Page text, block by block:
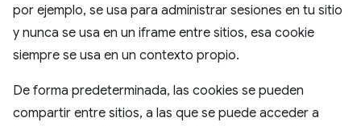
por ejemplo, se usa para administrar sesiones en tu sitio
y nunca se usa en un iframe entre sitios, esa cookie
siempre se usa en un contexto propio.
De forma predeterminada, las cookies se pueden
compartir entre sitios, a las que se puede acceder a